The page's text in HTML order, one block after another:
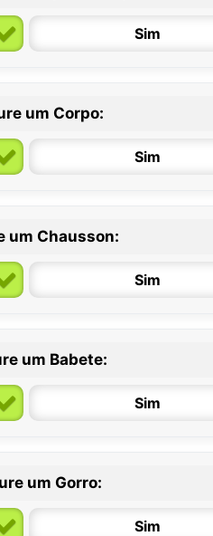
Sim
um Corpo:
Sim
6 / 12 meses
um Chausson:
Sim
um Babete:
Sim
um Gorro:
Sim